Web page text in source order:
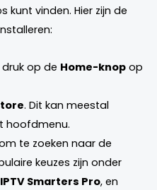
kunt vinden. Hier zijn de
op de Home-knopop
. Dit kan meestal
hoofdmenu.
te zoeken naar de
keuzes zijn onder
IPTV Smarters Pro, en